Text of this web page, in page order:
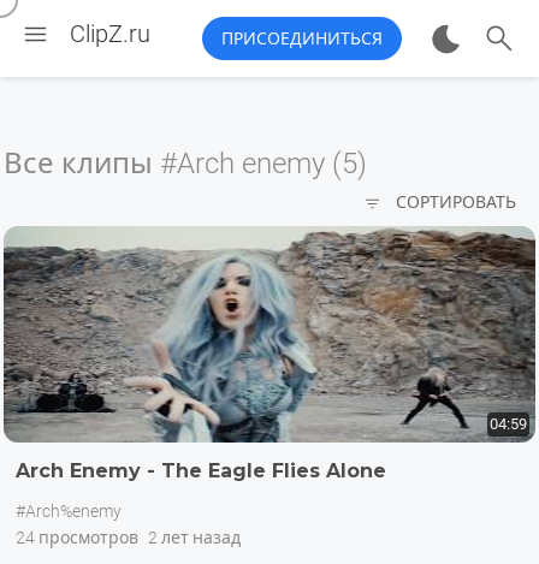
 ClipZ.ru ПРИСОЕДИНИТЬСЯ 
Все клипы #Arch enemy (5)
 СОРТИРОВАТЬ
04:59
Arch Enemy - The Eagle Flies Alone
#Arch%enemy
24 просмотров 2 лет назад